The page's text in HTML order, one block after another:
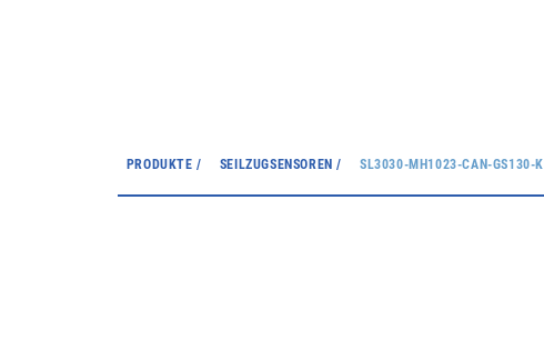
PRODUKTE / SEILZUGSENSOREN / SL3030-MH1023-CAN-GS130-K